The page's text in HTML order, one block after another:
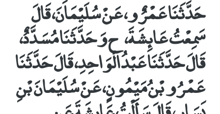
حَدَّثَنَا عَمْرٌو، عَنْ سُلَيْمَانَ، قَالَ
سَمِعْتُ عَائِشَةَ، ح وَحَدَّثَنَا مُسَدَّدٌ،
قَالَ حَدَّثَنَا عَبْدُ الْوَاحِدِ، قَالَ حَدَّثَنَا
عَمْرُو بْنُ مَيْمُونٍ، عَنْ سُلَيْمَانَ بْنِ